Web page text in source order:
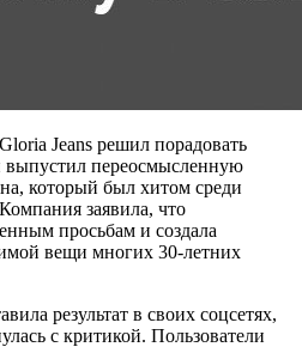
Jeans решил порадовать
выпустил переосмысленную
который был хитом среди
заявила, что
просьбам и создала
вещи многих 30-летних
результат в своих соцсетях,
с критикой. Пользователи